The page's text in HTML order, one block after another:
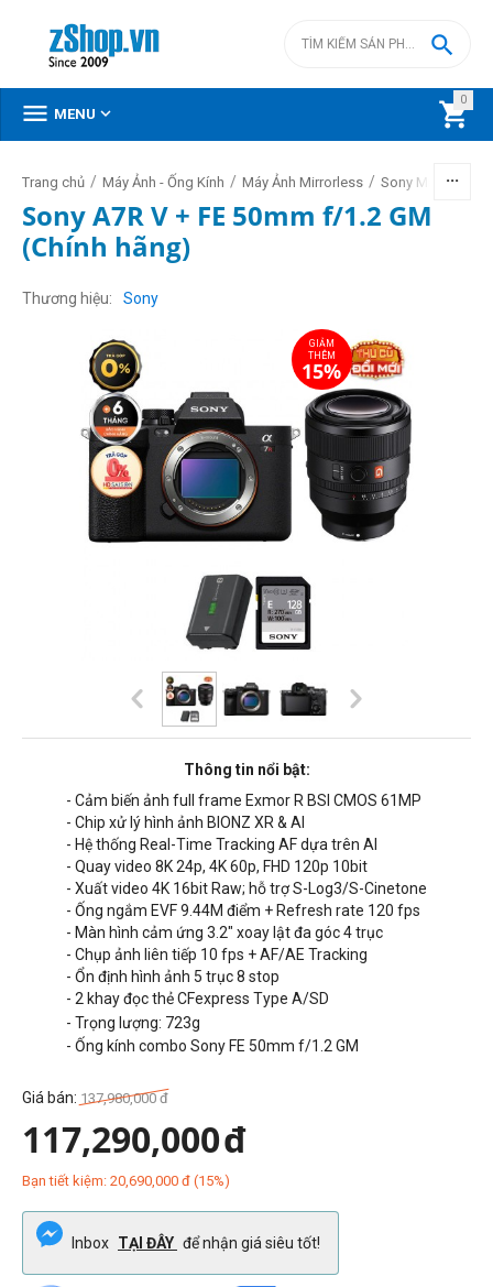
0


 MENU 
Trang chủ / Máy Ảnh - Ống Kính / Máy Ảnh Mirrorless / Sony Mirrorless
Sony A7R V + FE 50mm f/1.2 GM
(Chính hãng)
Thương hiệu Sony
Thông tin nổi bật:
- Cảm biến ảnh full frame Exmor R BSI CMOS 61MP
- Chip xử lý hình ảnh BIONZ XR & AI
- Hệ thống Real-Time Tracking AF dựa trên AI
- Quay video 8K 24p, 4K 60p, FHD 120p 10bit
- Xuất video 4K 16bit Raw; hỗ trợ S-Log3/S-Cinetone
- Ống ngắm EVF 9.44M điểm + Refresh rate 120 fps
- Màn hình cảm ứng 3.2" xoay lật đa góc 4 trục
- Chụp ảnh liên tiếp 10 fps + AF/AE Tracking
- Ổn định hình ảnh 5 trục 8 stop
- 2 khay đọc thẻ CFexpress Type A/SD
- Trọng lượng: 723g
- Ống kính combo Sony FE 50mm f/1.2 GM
Giá bán: 137,980,000 đ
117,290,000đ
Bạn tiết kiệm: 20,690,000 đ (15%)
Inbox TẠI ĐÂY để nhận giá siêu tốt!